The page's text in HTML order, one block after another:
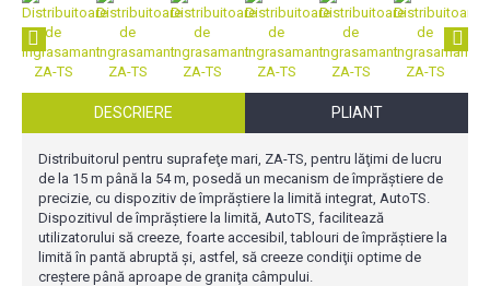
DESCRIERE PLIANT
Distribuitorul pentru suprafeţe mari, ZA-TS, pentru lăţimi de lucru
de la 15 m până la 54 m, posedă un mecanism de împrăștiere de
precizie, cu dispozitiv de împrăștiere la limită integrat, AutoTS.
Dispozitivul de împrăștiere la limită, AutoTS, facilitează
utilizatorului să creeze, foarte accesibil, tablouri de împrăștiere la
limită în pantă abruptă și, astfel, să creeze condiţii optime de
creștere până aproape de graniţa câmpului.